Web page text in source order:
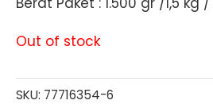
Out of stock
SKU: 77716354-6